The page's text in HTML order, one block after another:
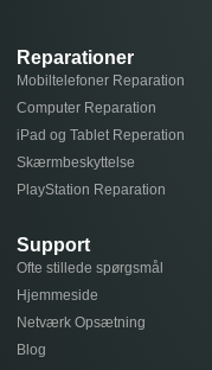
Reparationer
Mobiltelefoner Reparation
Computer Reparation
iPad og Tablet Reperation
Skærmbeskyttelse
PlayStation Reparation
Support
Ofte stillede spørgsmål
Hjemmeside
Netværk Opsætning
Blog